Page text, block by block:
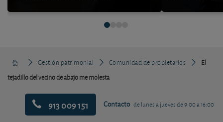
Gestión patrimonial Comunidad de propietarios
El
tejadillo del vecino de abajo me molesta
913 009 151 Contacto de lunes a jueves de 9:00 a 16:00